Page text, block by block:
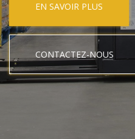
EN SAVOIR PLUS
CONTACTEZ-NOUS